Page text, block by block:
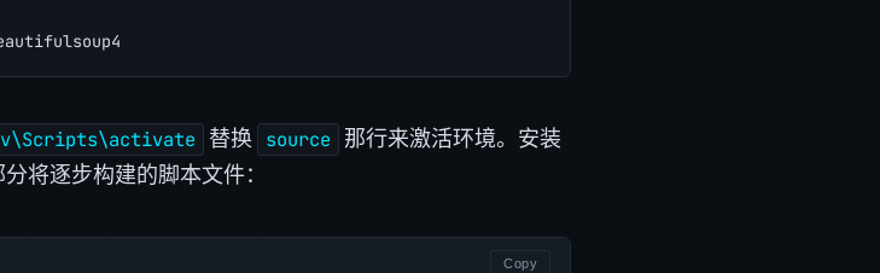
替换 source
那行来激活环境。安装
将逐步构建的脚本文件：
Copy